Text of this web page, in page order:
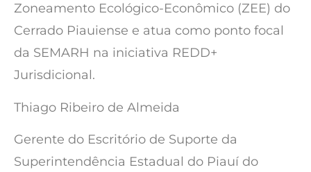
Zoneamento Ecológico-Econômico (ZEE) do
Cerrado Piauiense e atua como ponto focal
da SEMARH na iniciativa REDD+
Jurisdicional.
Thiago Ribeiro de Almeida
Gerente do Escritório de Suporte da
Superintendência Estadual do Piauí do